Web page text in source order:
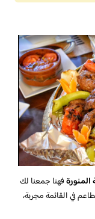
فهنا جمعنا لك
في القائمة مجربة،